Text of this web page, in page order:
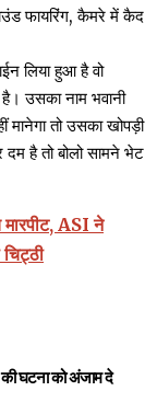
फायरिंग, कैमरे में कैद
लिया हुआ है वो
उसका नाम भवानी
मानेगा तो उसका खोपड़ी
है तो बोलो सामने भेट
मारपीट, ASI ने
की घटना को अंजाम दे